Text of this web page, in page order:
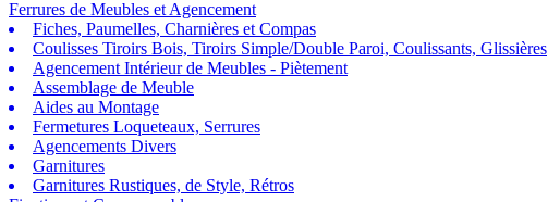
Ferrures de Meubles et Agencement
Fiches, Paumelles, Charnières et Compas
Coulisses Tiroirs Bois, Tiroirs Simple/Double Paroi, Coulissants, Glissières
Agencement Intérieur de Meubles - Piètement
Assemblage de Meuble
Aides au Montage
Fermetures Loqueteaux, Serrures
Agencements Divers
Garnitures
Garnitures Rustiques, de Style, Rétros